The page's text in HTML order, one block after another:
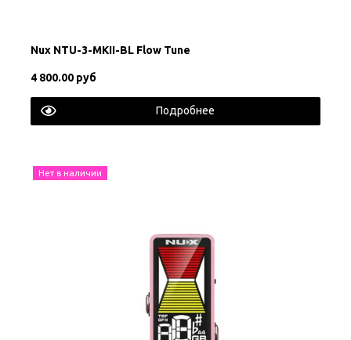
Nux NTU-3-MKII-BL Flow Tune
4 800.00 руб
Подробнее
Нет в наличии